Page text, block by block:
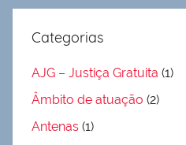
Categorias
AJG – Justiça Gratuita (1)
Âmbito de atuação (2)
Antenas (1)